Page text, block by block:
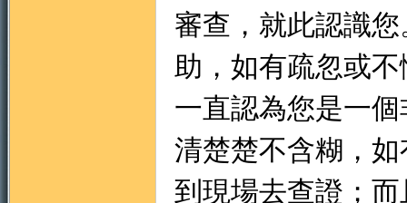
審查，就此認識
助，如有疏忽或
一直認為您是一
清楚楚不含糊，
到現場去查證；